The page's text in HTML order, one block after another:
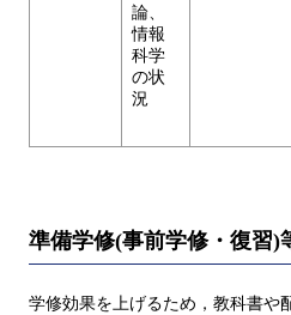
論、
情報
科学
の状
況
準備学修(事前学修・復習)
学修効果を上げるため，教科書や